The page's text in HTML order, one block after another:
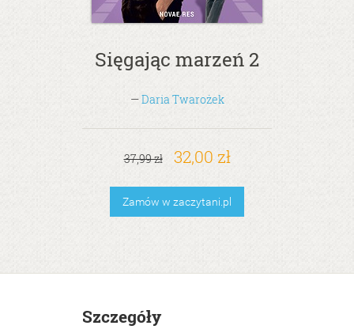
Sięgając marzeń 2
—Daria Twarożek
37,99 zł 32,00 zł
Zamów w zaczytani.pl
Szczegóły